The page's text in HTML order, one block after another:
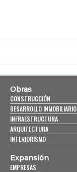
Obras
CONSTRUCCIÓN
DESARROLLO INMOBILIARIO
INFRAESTRUCTURA
ARQUITECTURA
INTERIORISMO
Expansión
EMPRESAS